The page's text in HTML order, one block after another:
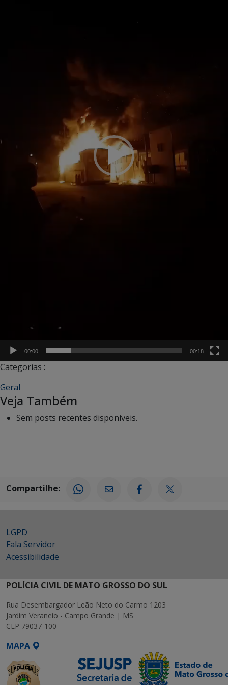
00:00 00:18
Categorias :
Geral
Veja Também
Sem posts recentes disponíveis.
Compartilhe:
LGPD
Fala Servidor
Acessibilidade
POLÍCIA CIVIL DE MATO GROSSO DO SUL
Rua Desembargador Leão Neto do Carmo 1203
Jardim Veraneio - Campo Grande | MS
CEP 79037-100
MAPA